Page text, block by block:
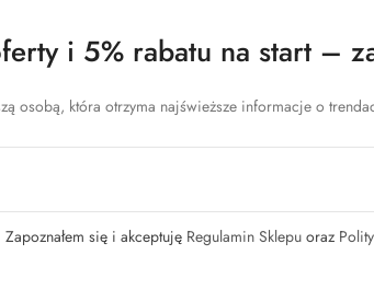
i 5% rabatu na start –
osobą, która otrzyma najświeższe informacje o
Zapoznałem się i akceptuję Regulamin Sklepuoraz